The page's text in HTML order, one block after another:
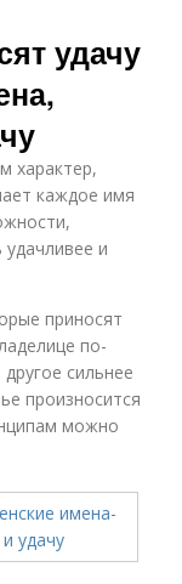
удачу
характер,
каждое имя
и
приносят
по-
сильнее
произносится
можно